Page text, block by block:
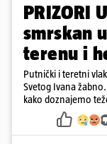
PRIZORI
smrskan
terenu i
Putnički i teretni
Svetog Ivana
kako doznajemo
vlaka. Zatvoren je promet, a fotoreporteri Prigorskog objavili su
prve snimke s mjesta